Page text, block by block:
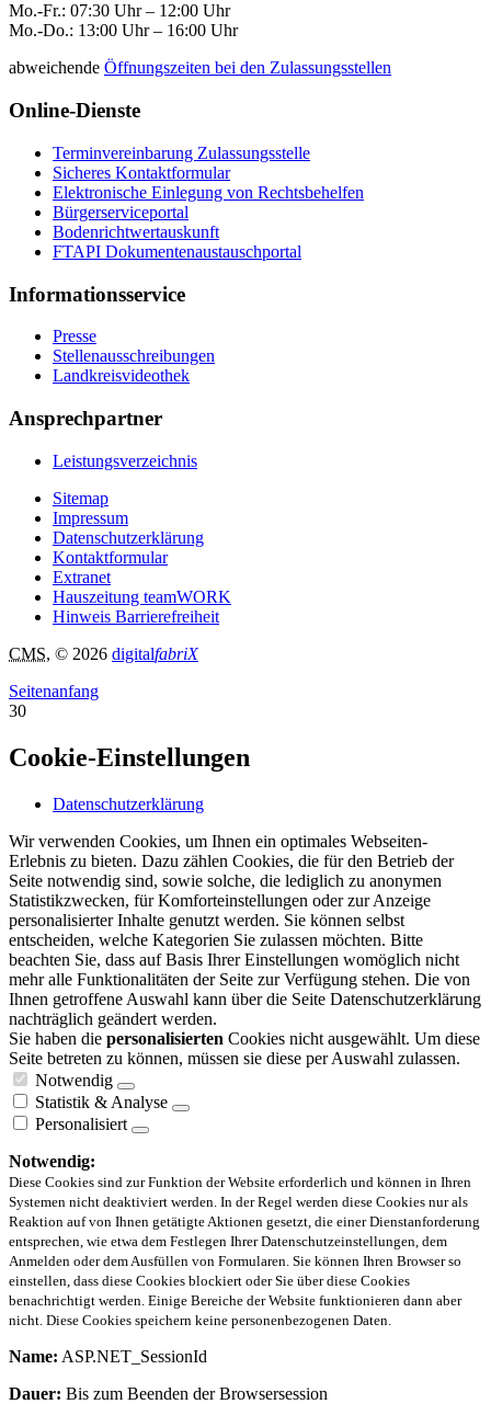
Mo.-Fr.: 07:30 Uhr – 12:00 Uhr
Mo.-Do.: 13:00 Uhr – 16:00 Uhr
abweichende Öffnungszeiten bei den Zulassungsstellen
Online-Dienste
Terminvereinbarung Zulassungsstelle
Sicheres Kontaktformular
Elektronische Einlegung von Rechtsbehelfen
Bürgerserviceportal
Bodenrichtwertauskunft
FTAPI Dokumentenaustauschportal
Informationsservice
Presse
Stellenausschreibungen
Landkreisvideothek
Ansprechpartner
Leistungsverzeichnis
Sitemap
Impressum
Datenschutzerklärung
Kontaktformular
Extranet
Hauszeitung teamWORK
Hinweis Barrierefreiheit
CMS, © 2026 digitalfabriX
Seitenanfang
30
Cookie-Einstellungen
Datenschutzerklärung
Wir verwenden Cookies, um Ihnen ein optimales Webseiten-
Erlebnis zu bieten. Dazu zählen Cookies, die für den Betrieb der
Seite notwendig sind, sowie solche, die lediglich zu anonymen
Statistikzwecken, für Komforteinstellungen oder zur Anzeige
personalisierter Inhalte genutzt werden. Sie können selbst
entscheiden, welche Kategorien Sie zulassen möchten. Bitte
beachten Sie, dass auf Basis Ihrer Einstellungen womöglich nicht
mehr alle Funktionalitäten der Seite zur Verfügung stehen. Die von
Ihnen getroffene Auswahl kann über die Seite Datenschutzerklärung
nachträglich geändert werden.
Sie haben die personalisierten Cookies nicht ausgewählt. Um diese
Seite betreten zu können, müssen sie diese per Auswahl zulassen.
Notwendig
Statistik & Analyse
Personalisiert
Notwendig:
Diese Cookies sind zur Funktion der Website erforderlich und können in Ihren
Systemen nicht deaktiviert werden. In der Regel werden diese Cookies nur als
Reaktion auf von Ihnen getätigte Aktionen gesetzt, die einer Dienstanforderung
entsprechen, wie etwa dem Festlegen Ihrer Datenschutzeinstellungen, dem
Anmelden oder dem Ausfüllen von Formularen. Sie können Ihren Browser so
einstellen, dass diese Cookies blockiert oder Sie über diese Cookies
benachrichtigt werden. Einige Bereiche der Website funktionieren dann aber
nicht. Diese Cookies speichern keine personenbezogenen Daten.
Name: ASP.NET_SessionId
Dauer: Bis zum Beenden der Browsersession